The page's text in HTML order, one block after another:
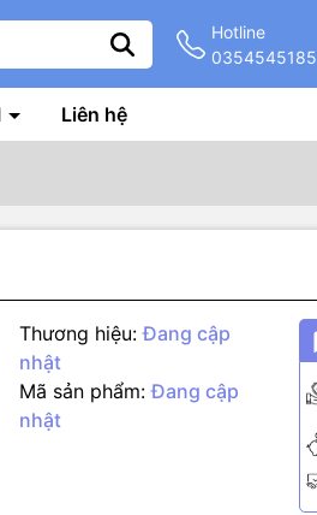
Hotline
0354545185
Liên hệ
Thương hiệu: Đang cập
nhật
Mã sản phẩm: Đang cập
nhật
ngõ ra với 2 hàng rào 2 chân
gọn, tiện dụng.